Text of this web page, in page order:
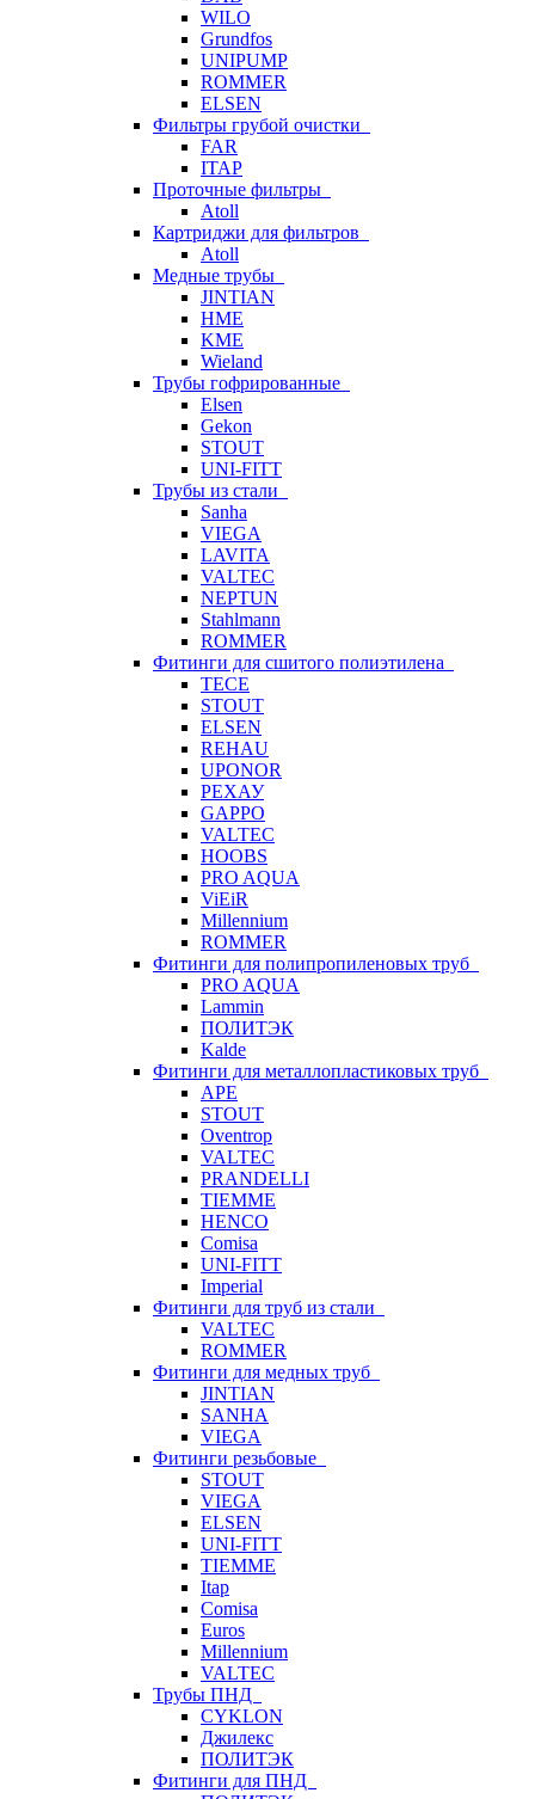
WILO
Grundfos
UNIPUMP
ROMMER
ELSEN
Фильтры грубой очистки
FAR
ITAP
Проточные фильтры
Atoll
Картриджи для фильтров
Atoll
Медные трубы
JINTIAN
HME
KME
Wieland
Трубы гофрированные
Elsen
Gekon
STOUT
UNI-FITT
Трубы из стали
Sanha
VIEGA
LAVITA
VALTEC
NEPTUN
Stahlmann
ROMMER
Фитинги для сшитого полиэтилена
TECE
STOUT
ELSEN
REHAU
UPONOR
РЕХАУ
GAPPO
VALTEC
HOOBS
PRO AQUA
ViEiR
Millennium
ROMMER
Фитинги для полипропиленовых труб
PRO AQUA
Lammin
ПОЛИТЭК
Kalde
Фитинги для металлопластиковых труб
APE
STOUT
Oventrop
VALTEC
PRANDELLI
TIEMME
HENCO
Comisa
UNI-FITT
Imperial
Фитинги для труб из стали
VALTEC
ROMMER
Фитинги для медных труб
JINTIAN
SANHA
VIEGA
Фитинги резьбовые
STOUT
VIEGA
ELSEN
UNI-FITT
TIEMME
Itap
Comisa
Euros
Millennium
VALTEC
Трубы ПНД
CYKLON
Джилекс
ПОЛИТЭК
Фитинги для ПНД